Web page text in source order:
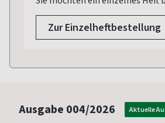
Zur Einzelheftbestellung
Ausgabe 004/2026 Aktuelle